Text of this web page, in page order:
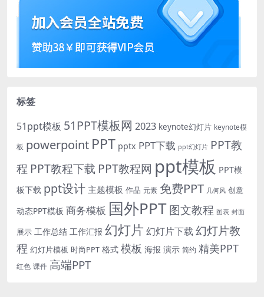
标签
51ppt模板 51PPT模板网 2023 keynote幻灯片 keynote模
板 powerpoint PPT pptx PPT下载 ppt幻灯片 PPT教
程 PPT教程下载 PPT教程网 ppt模板 PPT模
板下载 ppt设计 主题模板 作品 元素 免费PPT 几何风 创意
动态PPT模板 商务模板 国外PPT图文教程 图表 封面
展示 工作总结 工作汇报 幻灯片 幻灯片下载 幻灯片教
程 幻灯片模板 时尚PPT 格式 模板 海报 演示 简约 精美PPT
红色 课件 高端PPT